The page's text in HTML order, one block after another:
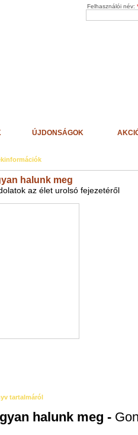
Felhasználói név:
ÚJDONSÁGOK
halunk meg
az élet urolsó fejezetéről
tartalmáról
halunk meg -